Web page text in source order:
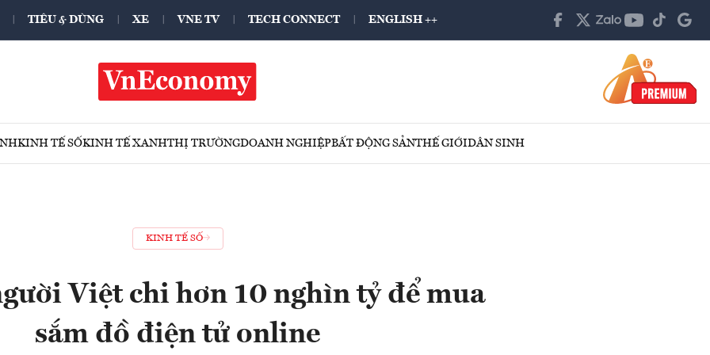
TIÊU & DÙNG XE VNE TV TECH CONNECT ENGLISH ++
KINH TẾ SỐKINH TẾ XANHTHỊ TRƯỜNGDOANH NGHIỆPBẤT ĐỘNG SẢNTHẾ GIỚIDÂN SINH
KINH TẾ SỐ
Việt chi hơn 10 nghìn tỷ để mua
sắm đồ điện tử online